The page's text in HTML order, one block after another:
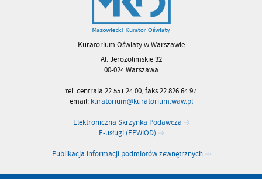
Kuratorium Oświaty w Warszawie
Al. Jerozolimskie 32
00-024 Warszawa
tel. centrala 22 551 24 00, faks 22 826 64 97
email: kuratorium@kuratorium.waw.pl
Elektroniczna Skrzynka Podawcza
E-usługi (EPWiOD)
Publikacja informacji podmiotów zewnętrznych